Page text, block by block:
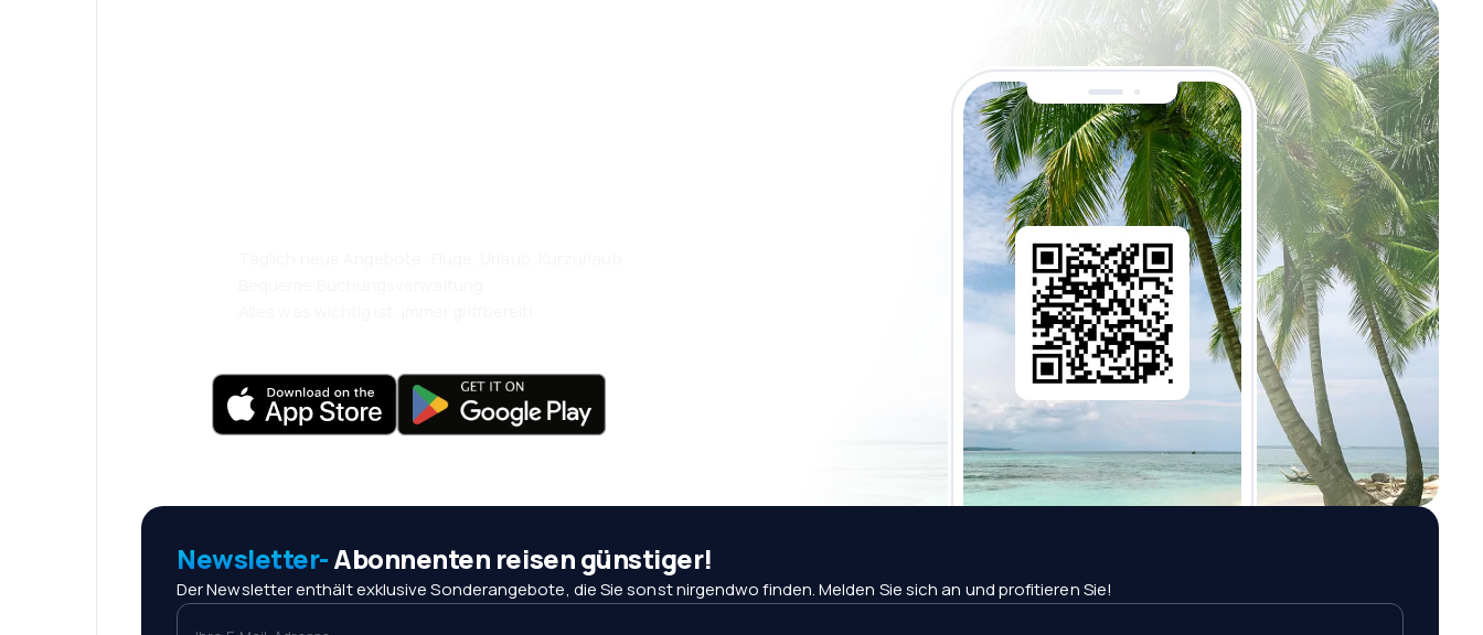
Newsletter-Abonnenten reisen günstiger!
Der Newsletter enthält exklusive Sonderangebote, die Sie sonst nirgendwo finden. Melden Sie sich an und profitieren Sie!
Ihre E-Mail-Adresse